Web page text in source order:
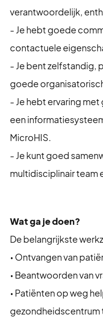
verantwoordelijk,
- Je hebt goede
contactuele
- Je bent zelfstandig,
goede
- Je hebt ervaring
een
MicroHIS.
- Je kunt goed
multidisciplinair team
Wat ga je doen?
De belangrijkste
• Ontvangen van
• Beantwoorden van
• Patiënten op weg
gezondheidscentrum